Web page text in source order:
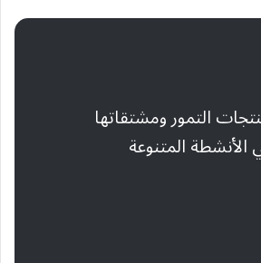
التمور ومشتقاتها
الأنشطة المتنوعة